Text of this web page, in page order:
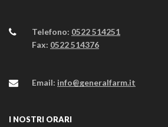
Telefono: 0522 514251
Fax: 0522 514376
Email: info@generalfarm.it
I NOSTRI ORARI